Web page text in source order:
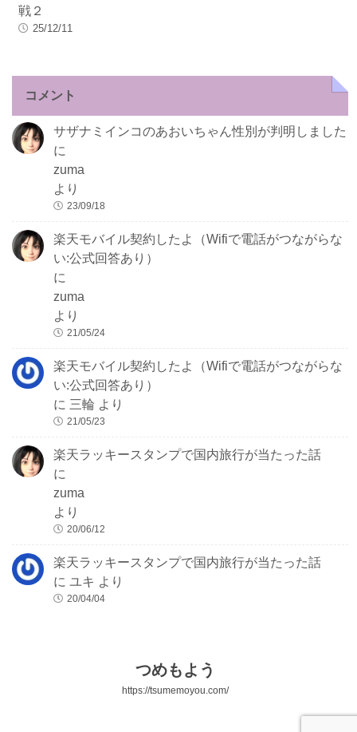
戦２
25/12/11
コメント
サザナミインコのあおいちゃん性別が判明しました
に
zuma
より
23/09/18
楽天モバイル契約したよ（Wifiで電話がつながらな
い:公式回答あり）
に
zuma
より
21/05/24
楽天モバイル契約したよ（Wifiで電話がつながらな
い:公式回答あり）
に 三輪 より
21/05/23
楽天ラッキースタンプで国内旅行が当たった話
に
zuma
より
20/06/12
楽天ラッキースタンプで国内旅行が当たった話
にユキ より
20/04/04
つめもよう
https://tsumemoyou.com/